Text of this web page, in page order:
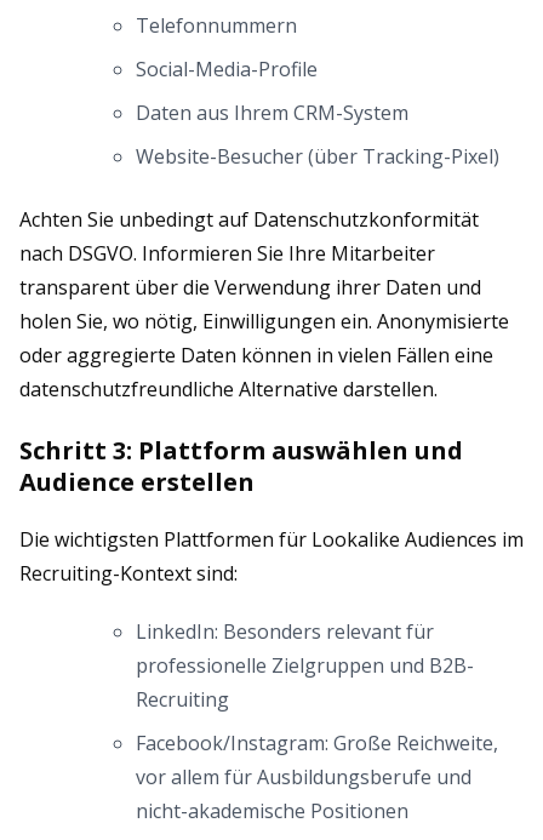
Telefonnummern
Social-Media-Profile
Daten aus Ihrem CRM-System
Website-Besucher (über Tracking-Pixel)
Achten Sie unbedingt auf Datenschutzkonformität
nach DSGVO. Informieren Sie Ihre Mitarbeiter
transparent über die Verwendung ihrer Daten und
holen Sie, wo nötig, Einwilligungen ein. Anonymisierte
oder aggregierte Daten können in vielen Fällen eine
datenschutzfreundliche Alternative darstellen.
Schritt 3: Plattform auswählen und
Audience erstellen
Die wichtigsten Plattformen für Lookalike Audiences im
Recruiting-Kontext sind:
LinkedIn: Besonders relevant für
professionelle Zielgruppen und B2B-
Recruiting
Facebook/Instagram: Große Reichweite,
vor allem für Ausbildungsberufe und
nicht-akademische Positionen